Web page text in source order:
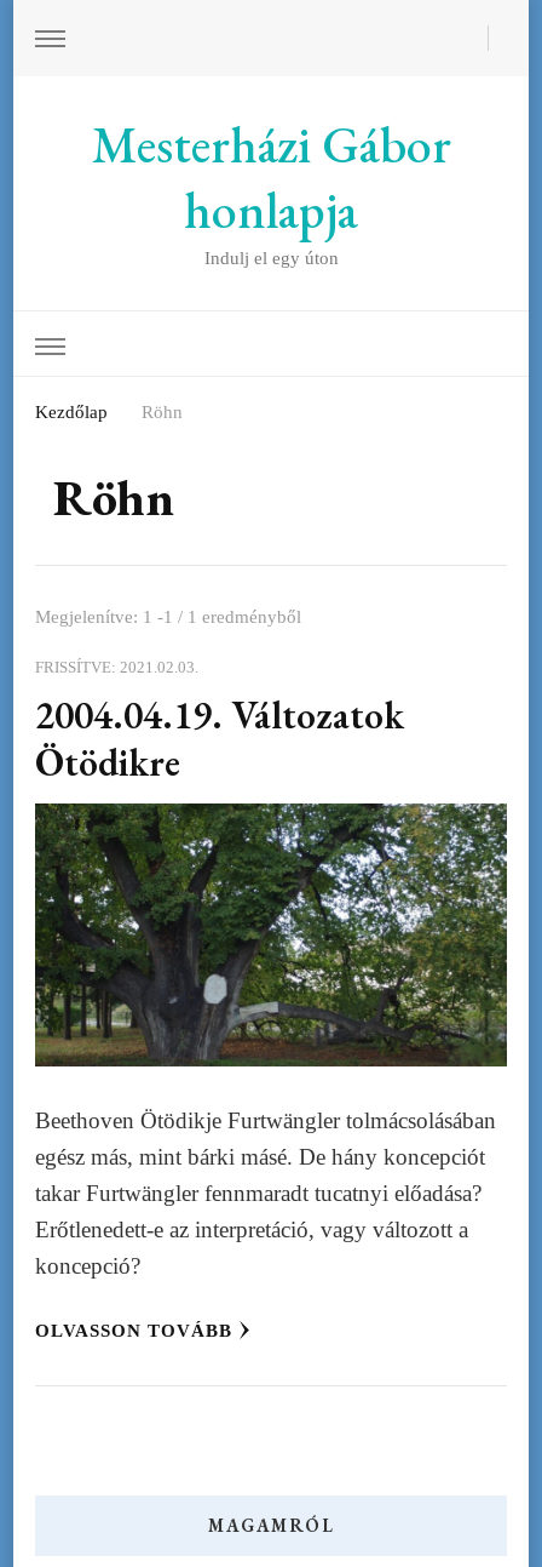
Mesterházi Gábor
honlapja
Indulj el egy úton
Kezdőlap Röhn
Röhn
Megjelenítve: 1 -1 / 1 eredményből
FRISSÍTVE: 2021.02.03.
2004.04.19. Változatok
Ötödikre
Beethoven Ötödikje Furtwängler tolmácsolásában
egész más, mint bárki másé. De hány koncepciót
takar Furtwängler fennmaradt tucatnyi előadása?
Erőtlenedett-e az interpretáció, vagy változott a
koncepció?
OLVASSON TOVÁBB
MAGAMRÓL